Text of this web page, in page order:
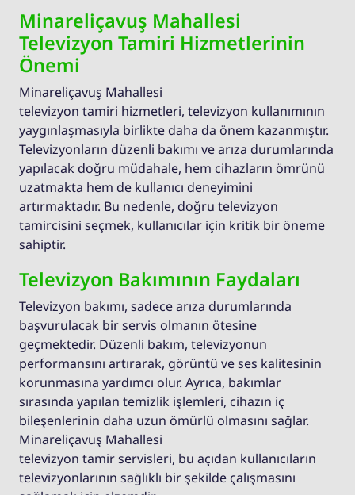
Minareliçavuş Mahallesi
Televizyon Tamiri Hizmetlerinin
Önemi
Minareliçavuş Mahallesi
televizyon tamiri hizmetleri, televizyon kullanımının
yaygınlaşmasıyla birlikte daha da önem kazanmıştır.
Televizyonların düzenli bakımı ve arıza durumlarında
yapılacak doğru müdahale, hem cihazların ömrünü
uzatmakta hem de kullanıcı deneyimini
artırmaktadır. Bu nedenle, doğru televizyon
tamircisini seçmek, kullanıcılar için kritik bir öneme
sahiptir.
Televizyon Bakımının Faydaları
Televizyon bakımı, sadece arıza durumlarında
başvurulacak bir servis olmanın ötesine
geçmektedir. Düzenli bakım, televizyonun
performansını artırarak, görüntü ve ses kalitesinin
korunmasına yardımcı olur. Ayrıca, bakımlar
sırasında yapılan temizlik işlemleri, cihazın iç
bileşenlerinin daha uzun ömürlü olmasını sağlar.
Minareliçavuş Mahallesi
televizyon tamir servisleri, bu açıdan kullanıcıların
televizyonlarının sağlıklı bir şekilde çalışmasını